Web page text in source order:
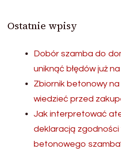
Ostatnie wpisy
Dobór szamba do
uniknąć błędów już
Zbiornik betonowy
wiedzieć przed
Jak interpretować
deklaracją
betonowego